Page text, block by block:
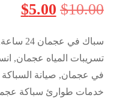
$10.00
$5.00
سباك
تسريبات المياه عجمان,
في عجمان, صيانة
خدمات طوارئ سباكة